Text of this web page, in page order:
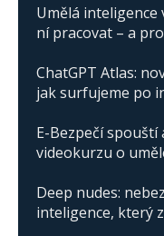
Umělá inteligence
ní pracovat – a
ChatGPT Atlas:
jak surfujeme po
E-Bezpečí
videokurzu o
Deep nudes:
inteligence, který